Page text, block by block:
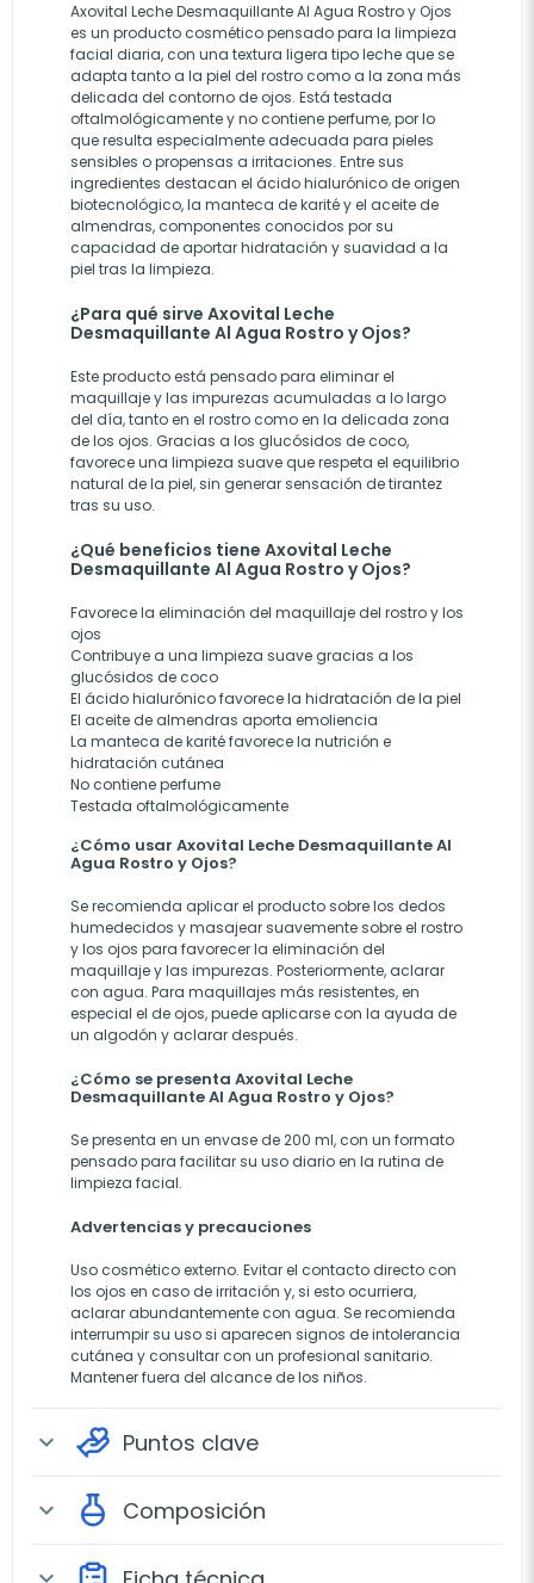
Axovital Leche Desmaquillante Al Agua Rostro y Ojos
es un producto cosmético pensado para la limpieza
facial diaria, con una textura ligera tipo leche que se
adapta tanto a la piel del rostro como a la zona más
delicada del contorno de ojos. Está testada
oftalmológicamente y no contiene perfume, por lo
que resulta especialmente adecuada para pieles
sensibles o propensas a irritaciones. Entre sus
ingredientes destacan el ácido hialurónico de origen
biotecnológico, la manteca de karité y el aceite de
almendras, componentes conocidos por su
capacidad de aportar hidratación y suavidad a la
piel tras la limpieza.
¿Para qué sirve Axovital Leche
Desmaquillante Al Agua Rostro y Ojos?
Este producto está pensado para eliminar el
maquillaje y las impurezas acumuladas a lo largo
del día, tanto en el rostro como en la delicada zona
de los ojos. Gracias a los glucósidos de coco,
favorece una limpieza suave que respeta el equilibrio
natural de la piel, sin generar sensación de tirantez
tras su uso.
¿Qué beneficios tiene Axovital Leche
Desmaquillante Al Agua Rostro y Ojos?
Favorece la eliminación del maquillaje del rostro y los
ojos
Contribuye a una limpieza suave gracias a los
glucósidos de coco
El ácido hialurónico favorece la hidratación de la piel
El aceite de almendras aporta emoliencia
La manteca de karité favorece la nutrición e
hidratación cutánea
No contiene perfume
Testada oftalmológicamente
¿Cómo usar Axovital Leche Desmaquillante Al
Agua Rostro y Ojos?
Se recomienda aplicar el producto sobre los dedos
humedecidos y masajear suavemente sobre el rostro
y los ojos para favorecer la eliminación del
maquillaje y las impurezas. Posteriormente, aclarar
con agua. Para maquillajes más resistentes, en
especial el de ojos, puede aplicarse con la ayuda de
un algodón y aclarar después.
¿Cómo se presenta Axovital Leche
Desmaquillante Al Agua Rostro y Ojos?
Se presenta en un envase de 200 ml, con un formato
pensado para facilitar su uso diario en la rutina de
limpieza facial.
Advertencias y precauciones
Uso cosmético externo. Evitar el contacto directo con
los ojos en caso de irritación y, si esto ocurriera,
aclarar abundantemente con agua. Se recomienda
interrumpir su uso si aparecen signos de intolerancia
cutánea y consultar con un profesional sanitario.
Mantener fuera del alcance de los niños.
expand_more Puntos clave
expand_more Composición